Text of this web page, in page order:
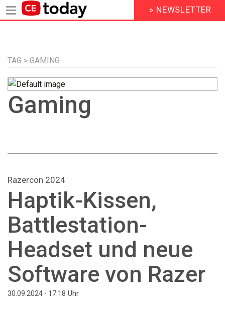
Inhalt
HEADER
MENU
» NEWSLETTER
TAG > GAMING
Gaming
Razercon 2024
Haptik-Kissen,
Battlestation-
Headset und neue
Software von Razer
30.09.2024 - 17:18 Uhr